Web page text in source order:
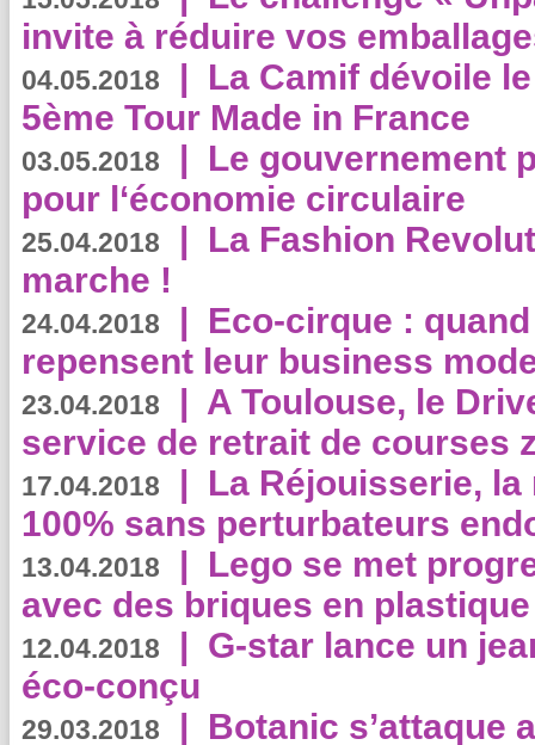
invite à réduire vos
04.05.2018 | La Camif dévoile
5ème Tour Made in France
03.05.2018 | Le gouvernement
pour l‘économie circulaire
25.04.2018 | La Fashion
marche !
24.04.2018 | Eco-cirque :
repensent leur business
23.04.2018 | A Toulouse, le
service de retrait de courses
17.04.2018 | La Réjouisserie,
100% sans perturbateurs
13.04.2018 | Lego se met
avec des briques en
12.04.2018 | G-star lance un
éco-conçu
29.03.2018 | Botanic s’attaque